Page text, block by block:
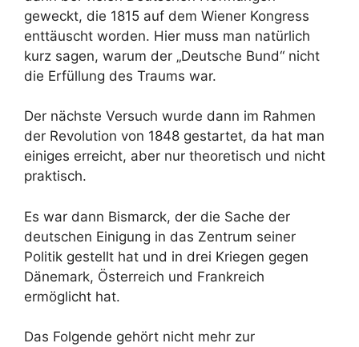
geweckt, die 1815 auf dem Wiener Kongress
enttäuscht worden. Hier muss man natürlich
kurz sagen, warum der „Deutsche Bund“ nicht
die Erfüllung des Traums war.
Der nächste Versuch wurde dann im Rahmen
der Revolution von 1848 gestartet, da hat man
einiges erreicht, aber nur theoretisch und nicht
praktisch.
Es war dann Bismarck, der die Sache der
deutschen Einigung in das Zentrum seiner
Politik gestellt hat und in drei Kriegen gegen
Dänemark, Österreich und Frankreich
ermöglicht hat.
Das Folgende gehört nicht mehr zur